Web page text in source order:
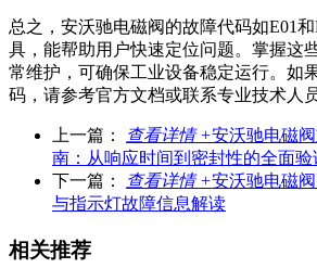
总之，安沃驰电磁阀的故障代码如E01
具，能帮助用户快速定位问题。掌握这
常维护，可确保工业设备稳定运行。如
码，请参考官方文档或联系专业技术人
上一篇： 查看详情 +安沃驰电磁
南：从响应时间到密封性的全面验
下一篇：
查看详情 +安沃驰电磁
与指示灯故障信息解读
相关推荐